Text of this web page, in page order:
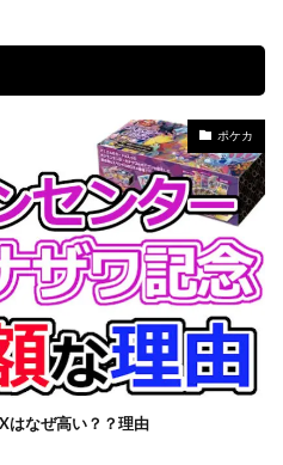
ポケカ
はなぜ高い？？理由
ブイヒーローズ
ウルトラシャイニー
Ver.
オシリスの天空竜
スメ未開封BOX
オベリスクの巨神兵
ッシュレア
カイオーガ
ナザワオープン記念
カントースターター
コトブキヤ
品